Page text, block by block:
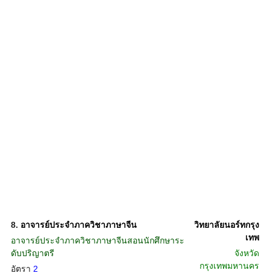
8. อาจารย์ประจำภาควิชาภาษาจีน
อาจารย์ประจำภาควิชาภาษาจีนสอนนักศึกษาระ
ดับปริญาตรี
อัตรา 2
วิทยาลัยนอร์ทกรุง
เทพ
จังหวัด
กรุงเทพมหานคร